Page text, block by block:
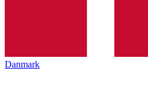
Danmark